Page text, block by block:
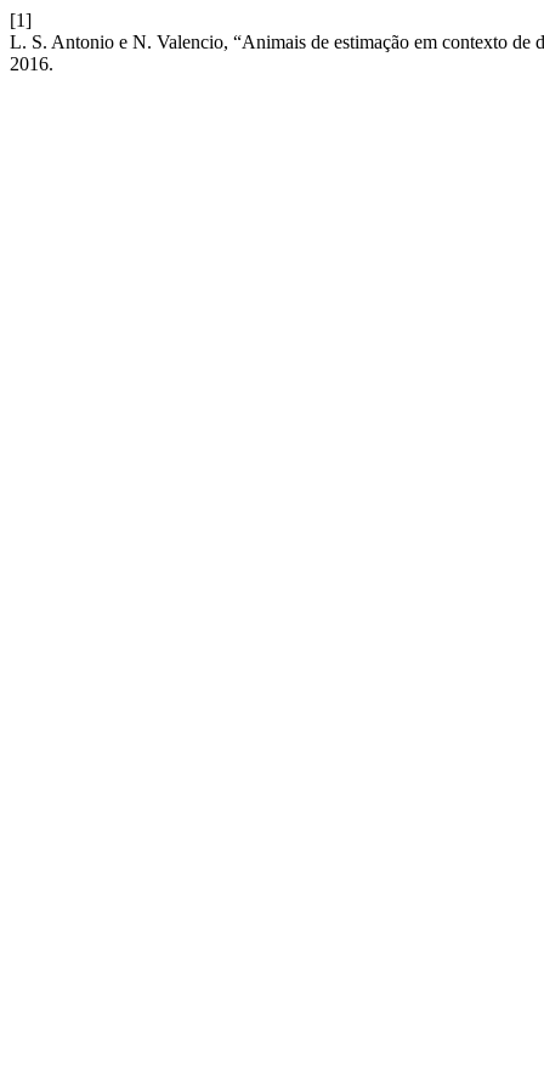
[1]
L. S. Antonio e N. Valencio, “Animais de estimação em contexto de
2016.